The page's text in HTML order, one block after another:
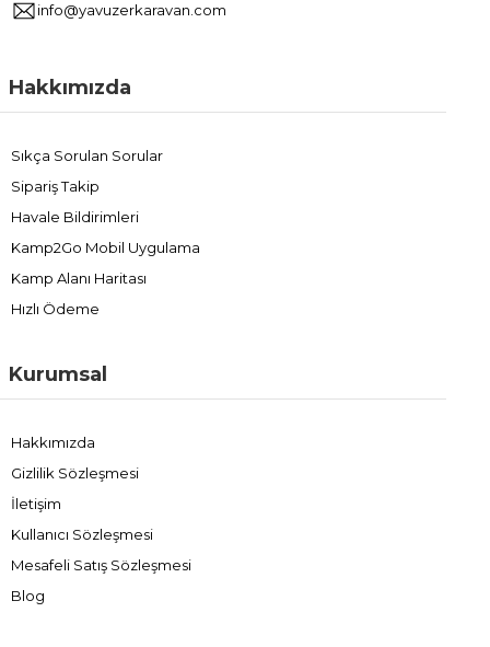
info@yavuzerkaravan.com
Hakkımızda
Sıkça Sorulan Sorular
Sipariş Takip
Havale Bildirimleri
Kamp2Go Mobil Uygulama
Kamp Alanı Haritası
Hızlı Ödeme
Kurumsal
Hakkımızda
Gizlilik Sözleşmesi
İletişim
Kullanıcı Sözleşmesi
Mesafeli Satış Sözleşmesi
Blog